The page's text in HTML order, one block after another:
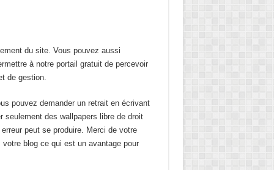
du site. Vous pouvez aussi
à notre portail gratuit de percevoir
de gestion.
pouvez demander un retrait en écrivant
des wallpapers libre de droit
peut se produire. Merci de votre
blog ce qui est un avantage pour